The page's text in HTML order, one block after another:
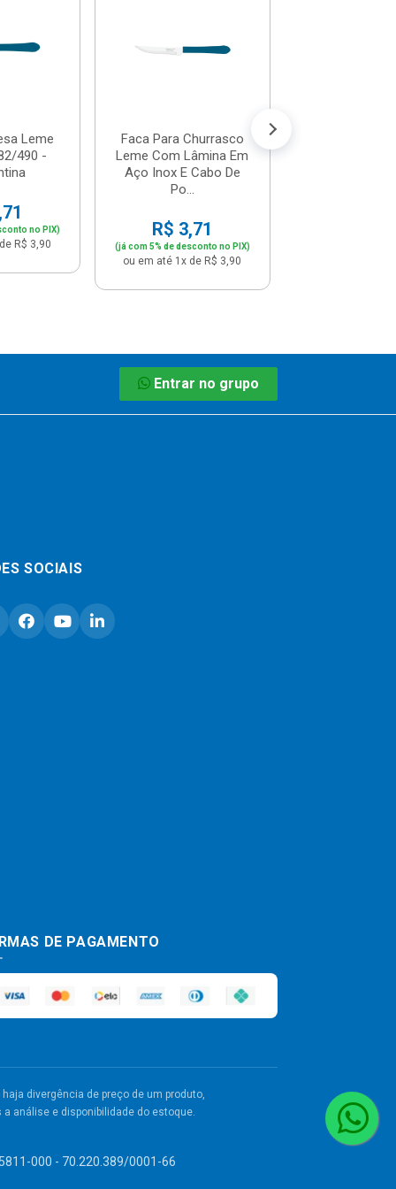
Leme
490 -
no PIX)
R$ 3,90
Faca Para Churrasco
Leme Com Lâmina Em
Aço Inox E Cabo De
Po...
R$ 3,71
(já com 5% de desconto no PIX)
ou em até 1x de R$ 3,90
Entrar no grupo
SOCIAIS
DE PAGAMENTO
divergência de preço de um produto,
análise e disponibilidade do estoque.
000 - 70.220.389/0001-66